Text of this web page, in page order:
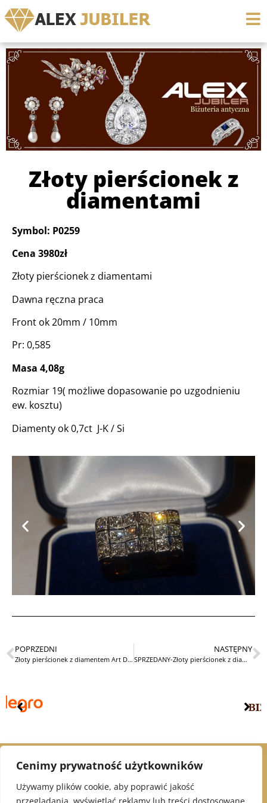
Cenimy prywatność użytkowników
Używamy plików cookie, aby poprawić jakość
Złoty pierścionek z
diamentami
Symbol: P0259
Cena 3980zł
Złoty pierścionek z diamentami
Dawna ręczna praca
Front ok 20mm / 10mm
Pr: 0,585
Masa 4,08g
Rozmiar 19( możliwe dopasowanie po uzgodnieniu
ew. kosztu)
Diamenty ok 0,7ct J-K / Si
POPRZEDNI
Złoty pierścionek z diamentem Art Deco
NASTĘPNY
SPRZEDANY-Złoty pierścionek z diamentami – STARY
© 2021 Alex Jubiler